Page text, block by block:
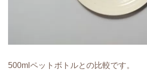
500mlペットボトルとの比較です。